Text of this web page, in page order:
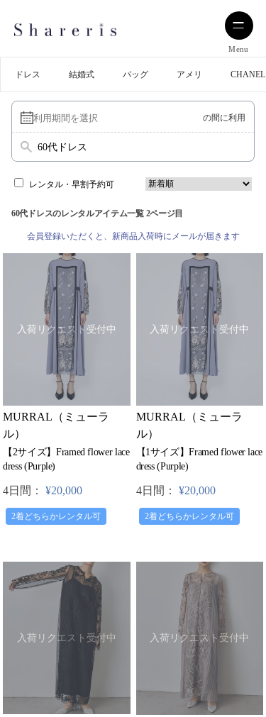
Menu
ドレス 結婚式 バッグ アメリ CHANEL
の間に利用
60代ドレス
レンタル・早割予約可
60代ドレスのレンタルアイテム一覧 2ページ目
会員登録いただくと、新商品入荷時にメールが届きます
入荷リクエスト受付中
MURRAL（ミューラ
ル）
【2サイズ】Framed flower lace
dress (Purple)
4日間： ¥20,000
2着どちらかレンタル可
入荷リクエスト受付中
MURRAL（ミューラ
ル）
【1サイズ】Framed flower lace
dress (Purple)
4日間： ¥20,000
2着どちらかレンタル可
入荷リクエスト受付中 入荷リクエスト受付中